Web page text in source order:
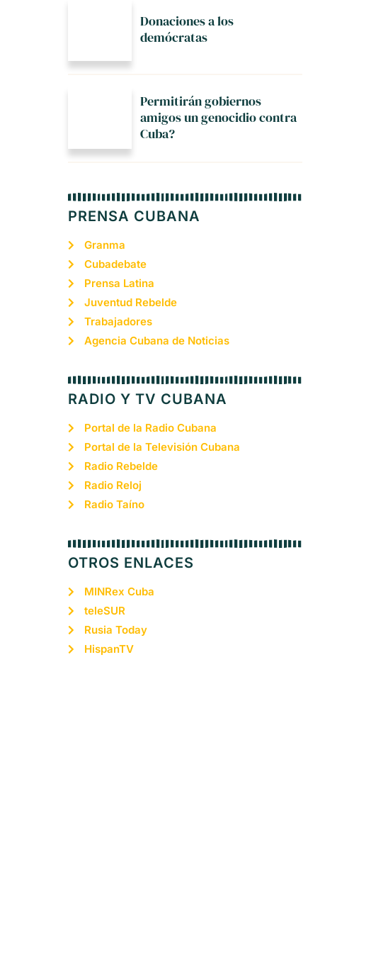
Donaciones a los
demócratas
Permitirán gobiernos
amigos un genocidio contra
Cuba?
PRENSA CUBANA
Granma
Cubadebate
Prensa Latina
Juventud Rebelde
Trabajadores
Agencia Cubana de Noticias
RADIO Y TV CUBANA
Portal de la Radio Cubana
Portal de la Televisión Cubana
Radio Rebelde
Radio Reloj
Radio Taíno
OTROS ENLACES
MINRex Cuba
teleSUR
Rusia Today
HispanTV